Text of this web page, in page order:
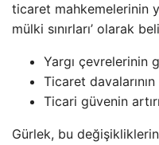
ticaret mahkemelerinin
mülki sınırları’ olarak
Yargı çevrelerinin
Ticaret davalarının
Ticari güvenin
Gürlek, bu